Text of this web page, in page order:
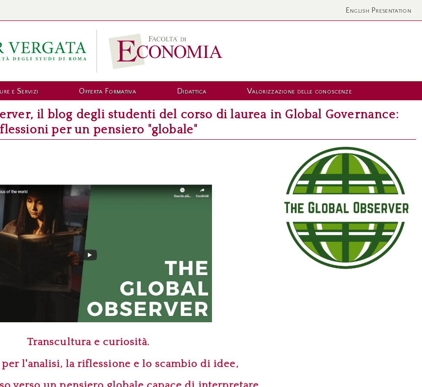
English Presentation
e Servizi Offerta Formativa Didattica Valorizzazione delle conoscenze
il blog degli studenti del corso di laurea in Global Governance:
per un pensiero "globale"
Transcultura e curiosità.
per l'analisi, la riflessione e lo scambio di idee,